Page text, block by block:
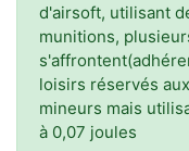
d'airsoft, utilisant
munitions,
loisirs réservés
mineurs mais
à 0,07 joules